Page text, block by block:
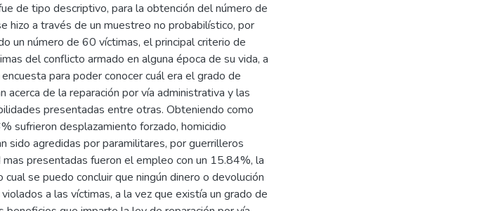
de tipo descriptivo, para la obtención del número de
hizo a través de un muestreo no probabilístico, por
un número de 60 víctimas, el principal criterio de
del conflicto armado en alguna época de su vida, a
para poder conocer cuál era el grado de
acerca de la reparación por vía administrativa y las
presentadas entre otras. Obteniendo como
sufrieron desplazamiento forzado, homicidio
sido agredidas por paramilitares, por guerrilleros
presentadas fueron el empleo con un 15.84%, la
se puedo concluir que ningún dinero o devolución
a las víctimas, a la vez que existía un grado de